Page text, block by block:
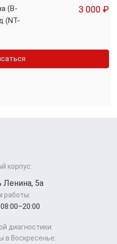
(В-
(NT-
3 000 ₽
корпус:
Ленина, 5а
работы:
диагностики:
в Воскресенье: